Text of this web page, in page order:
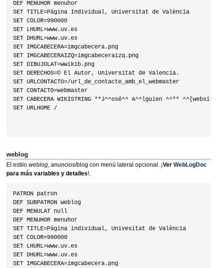
DEF MENUHOR menuhor
SET TITLE=Página Individual, Universitat de València
SET COLOR=990000
SET LHURL=www.uv.es
SET DHURL=www.uv.es
SET IMGCABECERA=imgcabecera.png
SET IMGCABECERAIZQ=imgcabeceraizq.png
SET DIBUJOLAT=wwikib.png
SET DERECHOS=© El Autor, Universitat de Valencia.
SET URLCONTACTO=/url_de_contacte_amb_el_webmaster
SET CONTACTO=webmaster
SET CABECERA WIKISTRING **J^^osé^^ A^^lguien ^^**
SET URLHOME /
weblog
El estilo weblog, anuncios/blog con menú lateral opcional. ¡Ver WebLogDoc
para más variables y detalles!.
PATRON patron
DEF SUBPATRON weblog
DEF MENULAT null
DEF MENUHOR menuhor
SET TITLE=Página individual, Univesitat de València
SET COLOR=990000
SET LHURL=www.uv.es
SET DHURL=www.uv.es
SET IMGCABECERA=imgcabecera.png